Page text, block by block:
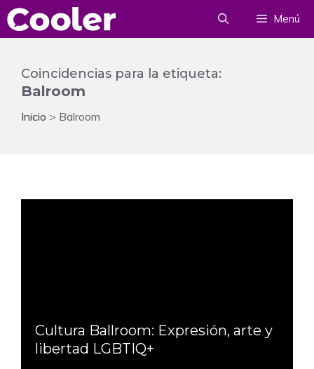
Saltar
al
Menú
Coincidencias para la etiqueta:
Balroom
Inicio > Balroom
Cultura Ballroom: Expresión, arte y
libertad LGBTIQ+